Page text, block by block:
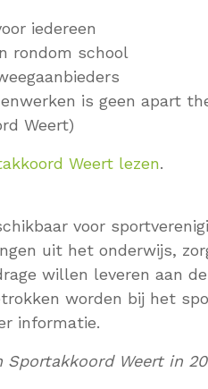
iedereen
rondom school
is geen apart
Weert)
Weert lezen.
voor
uit het onderwijs,
willen leveren aan
worden bij het
informatie.
Sportakkoord Weert in